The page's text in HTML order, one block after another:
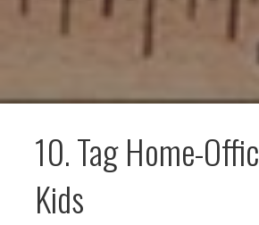
10. Tag Home-
Kids